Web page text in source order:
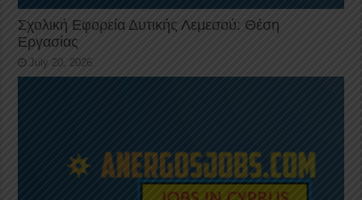
Σχολική Εφορεία Δυτικής Λεμεσού: Θέση
Εργασίας
July 20, 2026